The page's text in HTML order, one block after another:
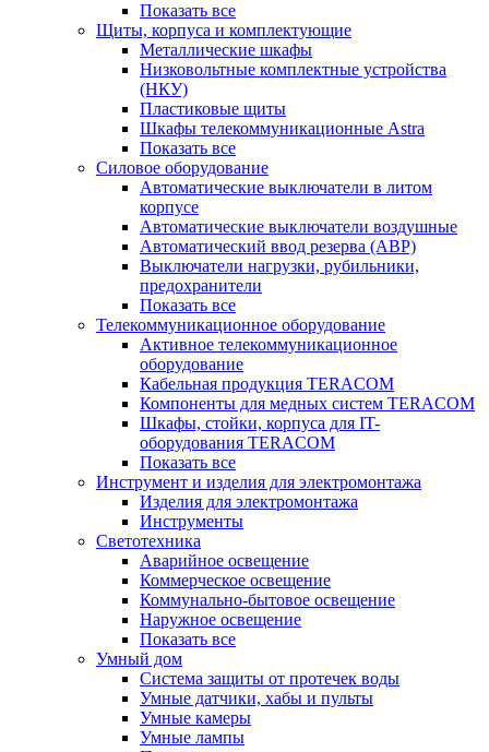
Показать все
Щиты, корпуса и комплектующие
Металлические шкафы
Низковольтные комплектные устройства
(НКУ)
Пластиковые щиты
Шкафы телекоммуникационные Astra
Показать все
Силовое оборудование
Автоматические выключатели в литом
корпусе
Автоматические выключатели воздушные
Автоматический ввод резерва (АВР)
Выключатели нагрузки, рубильники,
предохранители
Показать все
Телекоммуникационное оборудование
Активное телекоммуникационное
оборудование
Кабельная продукция TERACOM
Компоненты для медных систем TERACOM
Шкафы, стойки, корпуса для IT-
оборудования TERACOM
Показать все
Инструмент и изделия для электромонтажа
Изделия для электромонтажа
Инструменты
Светотехника
Аварийное освещение
Коммерческое освещение
Коммунально-бытовое освещение
Наружное освещение
Показать все
Умный дом
Система защиты от протечек воды
Умные датчики, хабы и пульты
Умные камеры
Умные лампы